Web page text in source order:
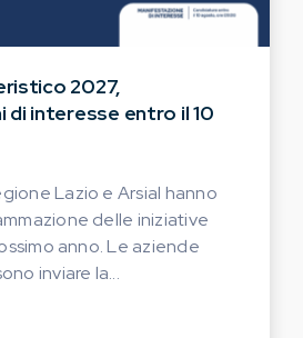
2027,
di interesse entro il 10
Lazio e Arsial hanno
delle iniziative
anno. Le aziende
inviare la...